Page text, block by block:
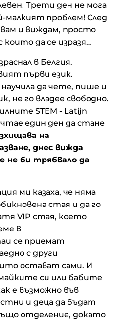
Трети ден не мога
малкият проблем! След
и виждам, просто
да се изразя…
в Белгия.
първи език.
да чете, пише и
не го владее свободно.
STEM - Latijn
един ден да стане
на
днес вижда
не би трябвало да
ми казаха, че няма
стая и да го
VIP стая, което
в
се приемат
с други
остават сами. И
си или бабите
е възможно във
и деца да бъдат
отделение, докато